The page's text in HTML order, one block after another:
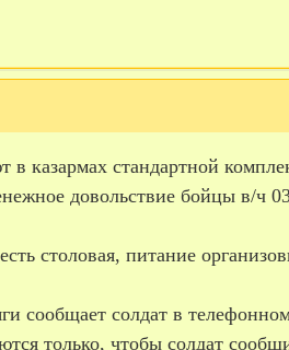
казармах стандартной
довольствие бойцы в/ч
столовая, питание
сообщает солдат в
только, чтобы солдат